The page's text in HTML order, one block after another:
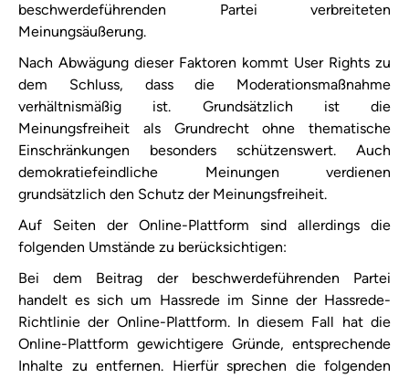
beschwerdeführenden Partei verbreiteten
Meinungsäußerung.
Nach Abwägung dieser Faktoren kommt User Rights zu
dem Schluss, dass die Moderationsmaßnahme
verhältnismäßig ist. Grundsätzlich ist die
Meinungsfreiheit als Grundrecht ohne thematische
Einschränkungen besonders schützenswert. Auch
demokratiefeindliche Meinungen verdienen
grundsätzlich den Schutz der Meinungsfreiheit.
Auf Seiten der Online-Plattform sind allerdings die
folgenden Umstände zu berücksichtigen:
Bei dem Beitrag der beschwerdeführenden Partei
handelt es sich um Hassrede im Sinne der Hassrede-
Richtlinie der Online-Plattform. In diesem Fall hat die
Online-Plattform gewichtigere Gründe, entsprechende
Inhalte zu entfernen. Hierfür sprechen die folgenden